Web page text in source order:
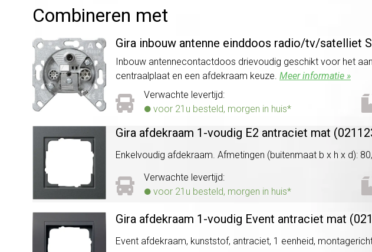
Combineren met
Gira inbouw antenne einddoos radio/tv/satelliet
Inbouw antennecontactdoos drievoudig geschikt voor het
centraalplaat en een afdekraam keuze. Meer informatie »
Verwachte levertijd:
voor 21u besteld, morgen in huis*
Gira afdekraam 1-voudig E2 antraciet mat
Enkelvoudig afdekraam. Afmetingen (buitenmaat b x h x d):
Verwachte levertijd:
voor 21u besteld, morgen in huis*
Gira afdekraam 1-voudig Event antraciet mat
Event afdekraam, kunststof, antraciet, 1 eenheid,